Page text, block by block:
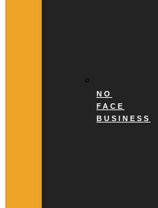
NO
FACE
BUSINESS